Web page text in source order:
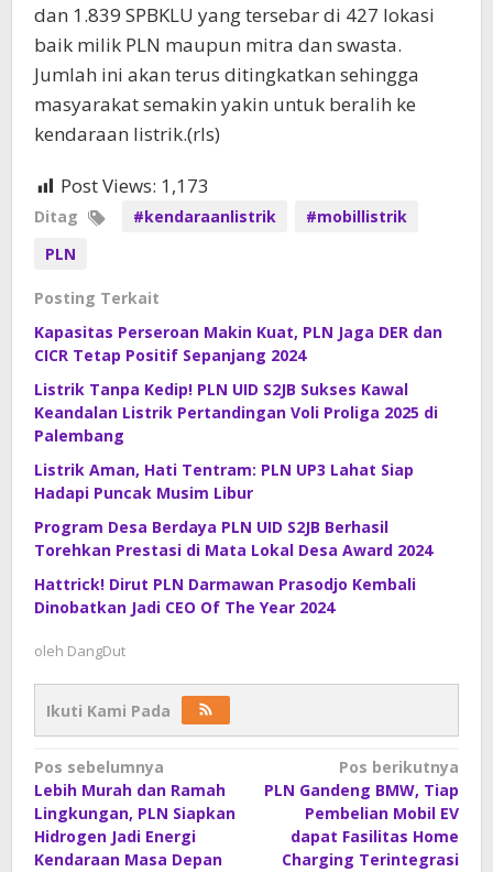
dan 1.839 SPBKLU yang tersebar di 427 lokasi
baik milik PLN maupun mitra dan swasta.
Jumlah ini akan terus ditingkatkan sehingga
masyarakat semakin yakin untuk beralih ke
kendaraan listrik.(rls)
Post Views: 1,173
Ditag #kendaraanlistrik
#mobillistrik
PLN
Posting Terkait
Kapasitas Perseroan Makin Kuat, PLN Jaga DER dan
CICR Tetap Positif Sepanjang 2024
Listrik Tanpa Kedip! PLN UID S2JB Sukses Kawal
Keandalan Listrik Pertandingan Voli Proliga 2025 di
Palembang
Listrik Aman, Hati Tentram: PLN UP3 Lahat Siap
Hadapi Puncak Musim Libur
Program Desa Berdaya PLN UID S2JB Berhasil
Torehkan Prestasi di Mata Lokal Desa Award 2024
Hattrick! Dirut PLN Darmawan Prasodjo Kembali
Dinobatkan Jadi CEO Of The Year 2024
oleh DangDut
Ikuti Kami Pada
Navigasi
pos
Pos sebelumnya
Lebih Murah dan Ramah
Lingkungan, PLN Siapkan
Hidrogen Jadi Energi
Kendaraan Masa Depan
Pos berikutnya
PLN Gandeng BMW, Tiap
Pembelian Mobil EV
dapat Fasilitas Home
Charging Terintegrasi